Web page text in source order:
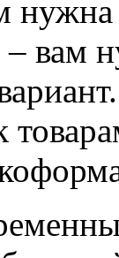
нужна
вам